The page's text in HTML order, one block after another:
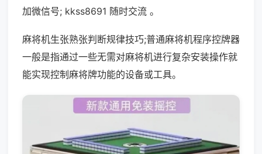
加微信号; kkss8691 随时交流 。
麻将机生张熟张判断规律技巧;普通麻将机程序控牌器
一般是指通过一些无需对麻将机进行复杂安装操作就
能实现控制麻将牌功能的设备或工具。